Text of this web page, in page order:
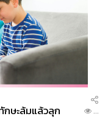
ษะล้มแล้วลุก ...